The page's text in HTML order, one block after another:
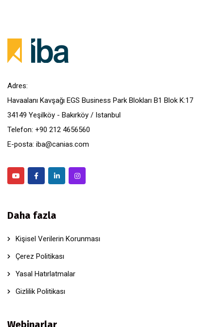
Adres:
Havaalanı Kavşağı EGS Business Park Blokları B1 Blok K:17
34149 Yeşilköy - Bakırköy / Istanbul
Telefon: +90 212 4656560
E-posta: iba@canias.com
Daha fazla
Kişisel Verilerin Korunması
Çerez Politikası
Yasal Hatırlatmalar
Gizlilik Politikası
Webinarlar